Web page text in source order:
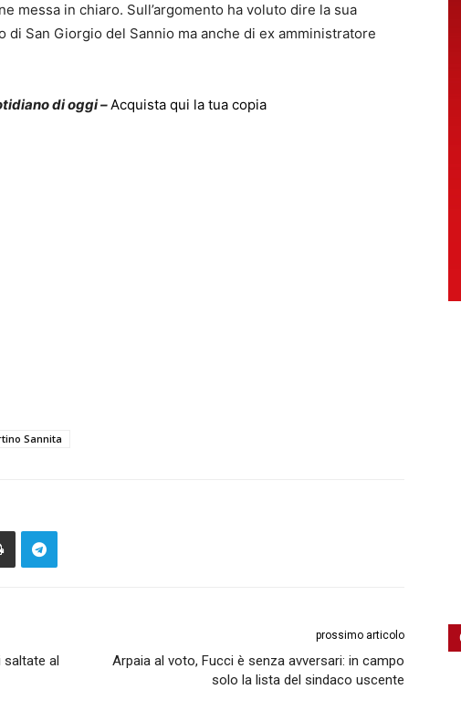
messa in chiaro. Sull’argomento ha voluto dire la sua
di San Giorgio del Sannio ma anche di ex amministratore
di oggi –Acquista qui la tua copia
Sannita
saltate al
prossimo articolo
Arpaia al voto, Fucci è senza avversari: in campo
solo la lista del sindaco uscente